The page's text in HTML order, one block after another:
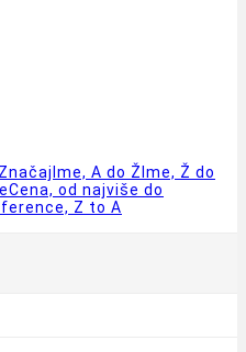
Značaj Ime, A do Ž Ime, Ž do
Cena, od najviše do
Z to A